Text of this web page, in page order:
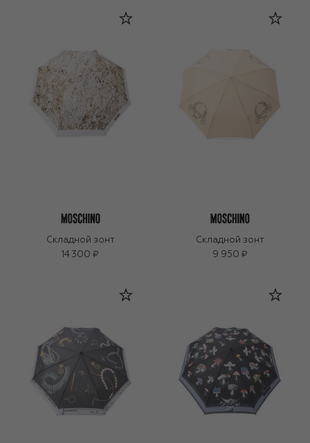
Складной зонт
14 300 ₽
Складной зонт
9 950 ₽